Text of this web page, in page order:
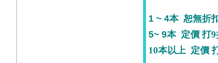
1 ~ 4本 恕無折
5~ 9本 定價 打9
10本以上 定價